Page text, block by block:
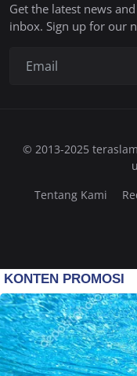
Get the latest news
inbox. Sign up for our
© 2013-2025
Tentang Kami